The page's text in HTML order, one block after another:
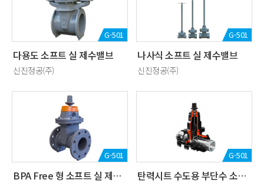
G-501
다용도 소프트 실 제수밸브
신진정공(주)
G-501
나사식 소프트 실 제수밸브
신진정공(주)
G-501
BPA Free 형 소프트 실 제수밸브
G-501
탄력시트 수도용 부단수 소프트 실 제수밸브